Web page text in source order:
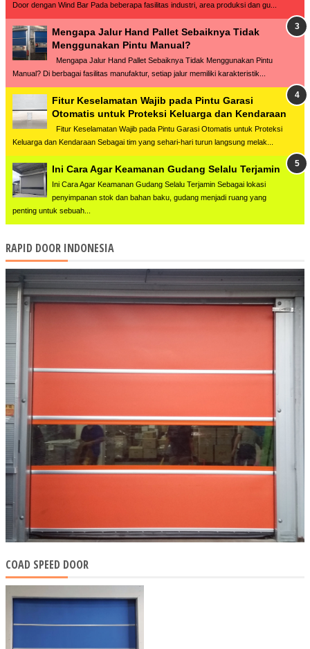
Door dengan Wind Bar Pada beberapa fasilitas industri, area produksi dan gu...
Mengapa Jalur Hand Pallet Sebaiknya Tidak
Menggunakan Pintu Manual?
Mengapa Jalur Hand Pallet Sebaiknya Tidak Menggunakan Pintu
Manual? Di berbagai fasilitas manufaktur, setiap jalur memiliki karakteristik...
Fitur Keselamatan Wajib pada Pintu Garasi
Otomatis untuk Proteksi Keluarga dan Kendaraan
Fitur Keselamatan Wajib pada Pintu Garasi Otomatis untuk Proteksi
Keluarga dan Kendaraan Sebagai tim yang sehari-hari turun langsung melak...
Ini Cara Agar Keamanan Gudang Selalu Terjamin
Ini Cara Agar Keamanan Gudang Selalu Terjamin Sebagai lokasi
penyimpanan stok dan bahan baku, gudang menjadi ruang yang
penting untuk sebuah...
RAPID DOOR INDONESIA
COAD SPEED DOOR